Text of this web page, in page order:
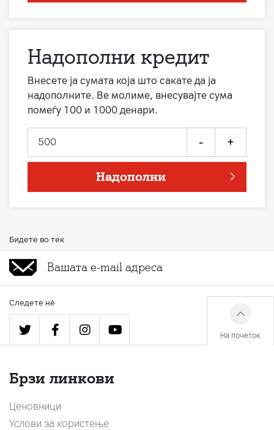
Надополни кредит
Внесете ја сумата која што сакате да ја
надополните. Ве молиме, внесувајте сума
помеѓу 100 и 1000 денари.
- +
Надополни
Бидете во тек
Следете нè
На почеток
Брзи линкови
Ценовници
Услови за користење